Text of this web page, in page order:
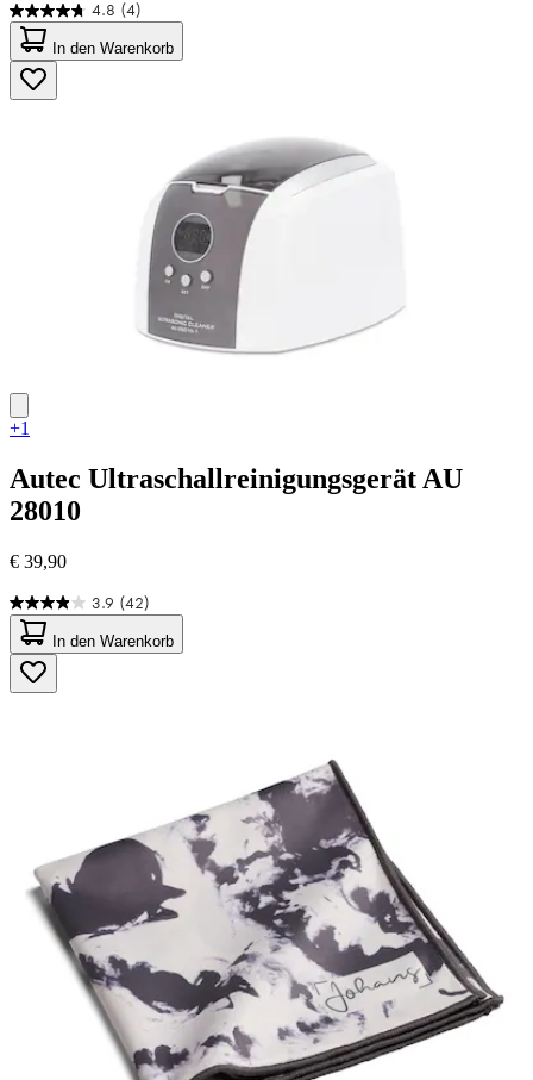
4.8 (4)
4.8
von
5
Sternen.
4
In den Warenkorb
+1
Autec Ultraschallreinigungsgerät AU
28010
€ 39,90
3.9 (42)
3.9
von
5
Sternen.
42
In den Warenkorb